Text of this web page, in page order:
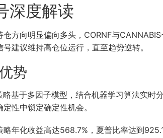
深度解读
仓方向明显偏向多头，CORNF与
建议维持高仓位运行，直至趋势逆转。
势
基于多因子模型，结合机器学习算法实
性中锁定确定性机会。
略年化收益高达568.7%，夏普比率达到